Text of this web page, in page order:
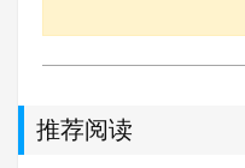
推荐阅读